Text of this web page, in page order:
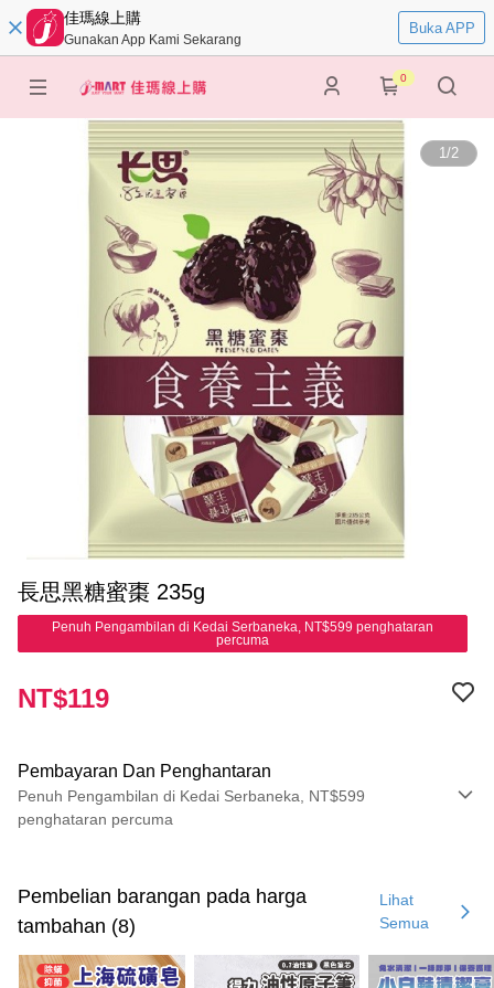
佳瑪線上購
Gunakan App Kami Sekarang
Buka APP
0
1/2
長思黑糖蜜棗 235g
Penuh Pengambilan di Kedai Serbaneka, NT$599 penghataran
percuma
NT$119
Pembayaran Dan Penghantaran
Penuh Pengambilan di Kedai Serbaneka, NT$599
penghataran percuma
Kad Kredit (Bayaran Penuh)
Pengambilan di Kedai Serbaneka
LINE Pay
Pembelian barangan pada harga
tambahan (8)
Lihat
Semua